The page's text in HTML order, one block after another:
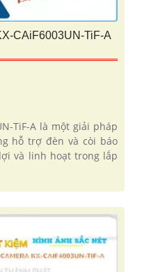
CAiF6003UN-TiF-A
TiF-A là một giải pháp
hỗ trợ đèn và còi báo
và linh hoạt trong lắp